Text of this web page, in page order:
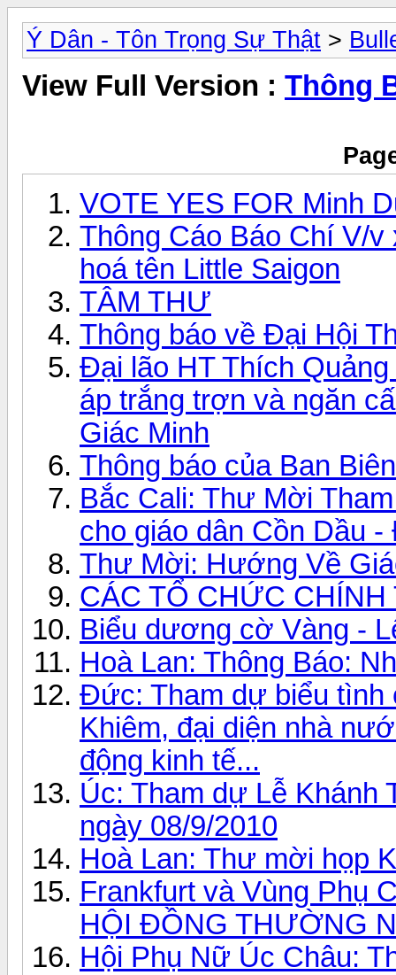
Ý Dân - Tôn Trọng Sự Thật >
View Full Version : Thông
VOTE YES FOR Minh
Thông Cáo Báo Chí V/
hoá tên Little Saigon
TÂM THƯ
Thông báo về Đại Hội
Đại lão HT Thích
áp trắng trợn và ngăn
Giác Minh
Thông báo của Ban
Bắc Cali: Thư Mời
cho giáo dân Cồn Dầu
Thư Mời: Hướng Về
CÁC TỔ CHỨC CHÍNH
Biểu dương cờ Vàng -
Hoà Lan: Thông Báo:
Đức: Tham dự biểu tình
Khiêm, đại diện nhà
động kinh tế...
Úc: Tham dự Lễ Khánh
ngày 08/9/2010
Hoà Lan: Thư mời họp
Frankfurt và Vùng Phụ
HỘI ĐỒNG THƯỜNG
Hội Phụ Nữ Úc Châu: